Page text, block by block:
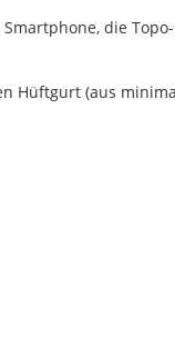
die
Hüftgurt (aus